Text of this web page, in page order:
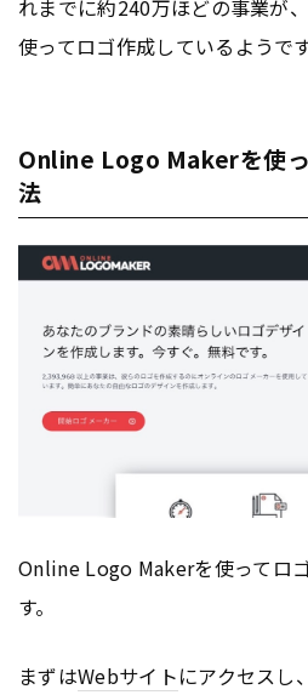
れまでに約240万ほどの事業が
使ってロゴ作成しているようです
Online Logo Makerを使
法
Online Logo Makerを使ってロ
す。
まずはWebサイトにアクセスし